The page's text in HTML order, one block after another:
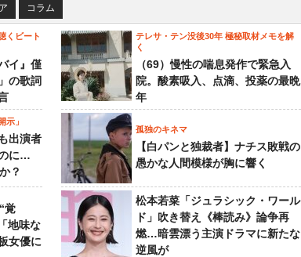
コラム
くビート
イ』僅
の歌詞
テレサ・テン没後30年 極秘取材メモを解
く
（69）慢性の喘息発作で緊急入
院。酸素吸入、点滴、投薬の最晩
年
示」
出演者
に…
？
孤独のキネマ
【白パンと独裁者】ナチス敗戦の
愚かな人間模様が胸に響く
覚
地味な
女優に
松本若菜「ジュラシック・ワール
ド」吹き替え《棒読み》論争再
燃…暗雲漂う主演ドラマに新たな
逆風が